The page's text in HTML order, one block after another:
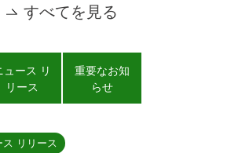
すべてを見る
ュース リ
リース
重要なお知
らせ
ス リリース